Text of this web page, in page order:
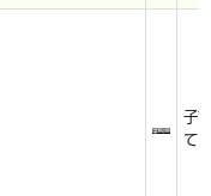
子育
て